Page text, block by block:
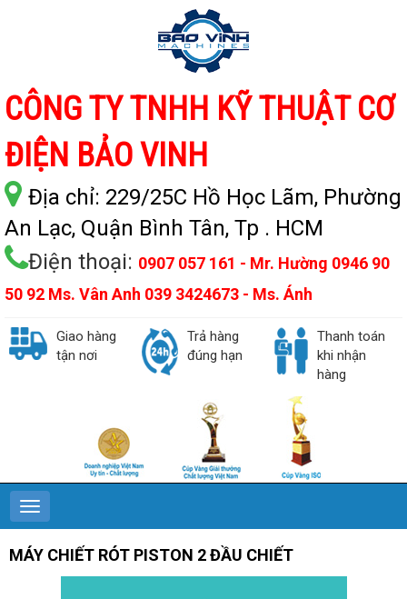
CÔNG TY TNHH KỸ THUẬT CƠ
ĐIỆN BẢO VINH
Địa chỉ: 229/25C Hồ Học Lãm, Phường
An Lạc, Quận Bình Tân, Tp . HCM
Điện thoại: 0907 057 161 - Mr. Hường 0946 90
50 92 Ms. Vân Anh 039 3424673 - Ms. Ánh
Giao hàng
tận nơi
Trả hàng
đúng hạn
Thanh toán
khi nhận
hàng
MÁY CHIẾT RÓT PISTON 2 ĐẦU CHIẾT